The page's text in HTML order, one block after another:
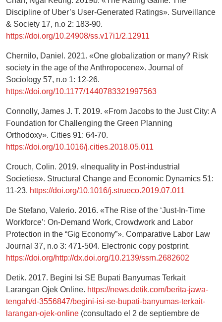
Discipline of Uber’s User-Generated Ratings». Surveillance
& Society 17, n.o 2: 183-90.
https://doi.org/10.24908/ss.v17i1/2.12911
Chernilo, Daniel. 2021. «One globalization or many? Risk
society in the age of the Anthropocene». Journal of
Sociology 57, n.o 1: 12-26.
https://doi.org/10.1177/1440783321997563
Connolly, James J. T. 2019. «From Jacobs to the Just City: A
Foundation for Challenging the Green Planning
Orthodoxy». Cities 91: 64-70.
https://doi.org/10.1016/j.cities.2018.05.011
Crouch, Colin. 2019. «Inequality in Post-industrial
Societies». Structural Change and Economic Dynamics 51:
11-23. https://doi.org/10.1016/j.strueco.2019.07.011
De Stefano, Valerio. 2016. «The Rise of the ‘Just-In-Time
Workforce’: On-Demand Work, Crowdwork and Labor
Protection in the “Gig Economy”». Comparative Labor Law
Journal 37, n.o 3: 471-504. Electronic copy postprint.
https://doi.org/http://dx.doi.org/10.2139/ssrn.2682602
Detik. 2017. Begini Isi SE Bupati Banyumas Terkait
Larangan Ojek Online. https://news.detik.com/berita-jawa-
tengah/d-3556847/begini-isi-se-bupati-banyumas-terkait-
larangan-ojek-online (consultado el 2 de septiembre de